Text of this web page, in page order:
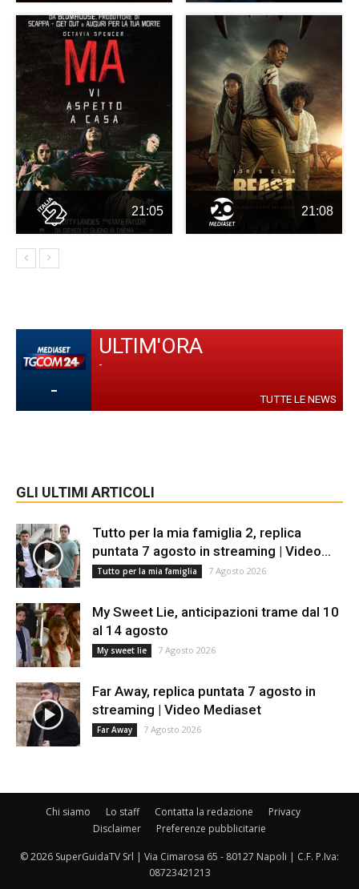
21:05 21:08
-
ULTIM'ORA
-
TUTTE LE NEWS
GLI ULTIMI ARTICOLI
Tutto per la mia famiglia 2, replica
puntata 7 agosto in streaming | Video...
Tutto per la mia famiglia 7 Agosto 2026
My Sweet Lie, anticipazioni trame dal 10
al 14 agosto
My sweet lie 7 Agosto 2026
Far Away, replica puntata 7 agosto in
streaming | Video Mediaset
Far Away 7 Agosto 2026
Chi siamo Lo staff Contatta la redazione
Privacy
Disclaimer
Preferenze pubblicitarie
© 2026 SuperGuidaTV Srl | Via Cimarosa 65 - 80127 Napoli | C.F. P.Iva:
08723421213